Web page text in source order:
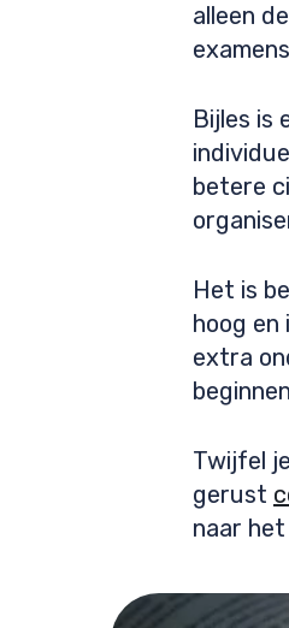
alleen
Bijles is
betere
Het is
hoog
extra
Twijfel
gerust
naar